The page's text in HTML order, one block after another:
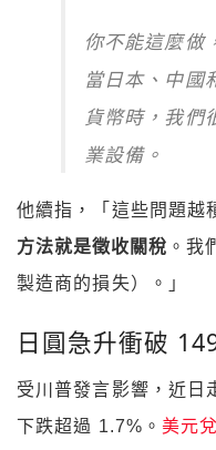
你不能這麼做
當日本、中國
貨幣時，我們
業設備。
他續指，「這些問題越
方法就是徵收關稅 。我
製造商的損失）。」
日圓急升衝破
受川普發言影響，近日
下跌超過 1.7%。 美元